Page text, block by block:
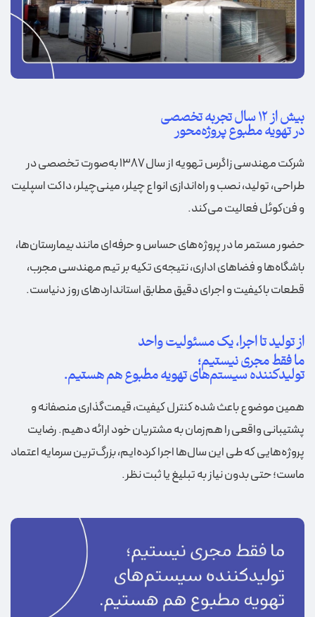
بیش از ۱۲ سال تجربه تخصصی
در تهویه مطبوع پروژه‌محور
شرکت مهندسی زاگرس تهویه از سال ۱۳۸۷ به‌صورت تخصصی در
طراحی، تولید، نصب و راه‌اندازی انواع چیلر، مینی‌چیلر، داکت اسپلیت
و فن‌کوئل فعالیت می‌کند.
حضور مستمر ما در پروژه‌های حساس و حرفه‌ای مانند بیمارستان‌ها،
باشگاه‌ها و فضاهای اداری، نتیجه‌ی تکیه بر تیم مهندسی مجرب،
قطعات باکیفیت و اجرای دقیق مطابق استانداردهای روز دنیاست.
از تولید تا اجرا، یک مسئولیت واحد
ما فقط مجری نیستیم؛
تولیدکننده سیستم‌های تهویه مطبوع هم هستیم.
همین موضوع باعث شده کنترل کیفیت، قیمت‌گذاری منصفانه و
پشتیبانی واقعی را هم‌زمان به مشتریان خود ارائه دهیم. رضایت
پروژه‌هایی که طی این سال‌ها اجرا کرده‌ایم، بزرگ‌ترین سرمایه اعتماد
ماست؛ حتی بدون نیاز به تبلیغ یا ثبت نظر.